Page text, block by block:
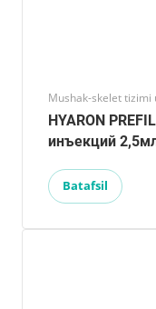
Mushak-skelet tizimi
HYARON
инъекций
Batafsil